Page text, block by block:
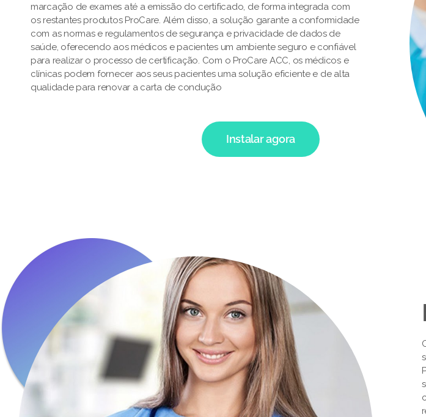
marcação de exames até a emissão do certificado, de forma integrada com
os restantes produtos ProCare. Além disso, a solução garante a conformidade
com as normas e regulamentos de segurança e privacidade de dados de
saúde, oferecendo aos médicos e pacientes um ambiente seguro e confiável
para realizar o processo de certificação. Com o ProCare ACC, os médicos e
clínicas podem fornecer aos seus pacientes uma solução eficiente e de alta
qualidade para renovar a carta de condução
Instalar agora